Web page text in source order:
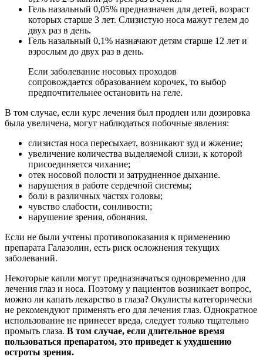
Гель назальный 0,05% предназначен для детей, возраст
которых старше 3 лет. Слизистую носа мажут гелем до
двух раз в день.
Гель назальный 0,1% назначают детям старше 12 лет и
взрослым до двух раз в день.
Если заболевание носовых проходов
сопровождается образованием корочек, то выбор
предпочтительнее остановить на геле.
В том случае, если курс лечения был продлен или дозировка
была увеличена, могут наблюдаться побочные явления:
слизистая носа пересыхает, возникают зуд и жжение;
увеличение количества выделяемой слизи, к которой
присоединяется чихание;
отек носовой полости и затрудненное дыхание.
нарушения в работе сердечной системы;
боли в различных частях головы;
чувство слабости, сонливости;
нарушение зрения, обоняния.
Если не были учтены противопоказания к применению
препарата Галазолин, есть риск осложнения текущих
заболеваний.
Некоторые капли могут предназначаться одновременно для
лечения глаз и носа. Поэтому у пациентов возникает вопрос,
можно ли капать лекарство в глаза? Окулисты категорически
не рекомендуют применять его для лечения глаз. Однократное
использование не принесет вреда, следует только тщательно
промыть глаза. В том случае, если длительное время
пользоваться препаратом, это приведет к ухудшению
остроты зрения.